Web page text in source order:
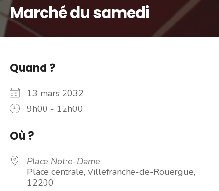
Marché du samedi
Quand ?
13 mars 2032
9h00 - 12h00
Où ?
Place Notre-Dame
Place centrale, Villefranche-de-Rouergue,
12200